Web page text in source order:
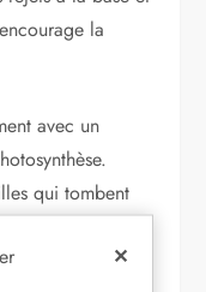
la
avec un
qui tombent
ou un manque
✕